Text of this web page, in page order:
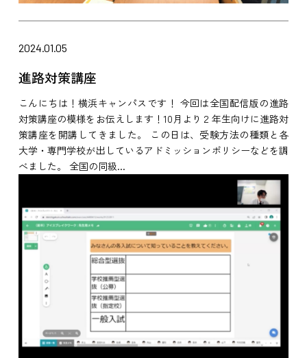
2024.01.05
進路対策講座
こんにちは！横浜キャンパスです！ 今回は全国配信版の進路
対策講座の模様をお伝えします！10月より２年生向けに進路対
策講座を開講してきました。 この日は、受験方法の種類と各
大学・専門学校が出しているアドミッションポリシーなどを調
べました。 全国の同級...